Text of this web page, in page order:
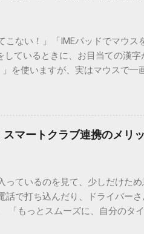
こない！」「IMEパッドでマウ
ているときに、お目当ての漢
を使いますが、実はマウスで一
「文字コード入力」のテクニッ
必要はありません。 1. なぜ「
があるのでしょうか。その理
漢字は、JIS規格（日本産業規
や地名に使われる非常に古い漢
ド です。パソコン上のすべての
でも、この住所（コード）を
で漢字を出す「16進数入力」 最
マートクラブ連携のメリ
ているのを見て、少しだけた
で打ち込んだり、ドライバー
もっとスムーズに、自分のタイ